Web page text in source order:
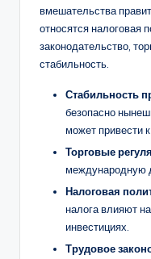
вмешательства
относятся налоговая
законодательство,
стабильность.
Стабильность
безопасно
может привести
Торговые
международную
Налоговая
налога влияют
инвестициях.
Трудовое